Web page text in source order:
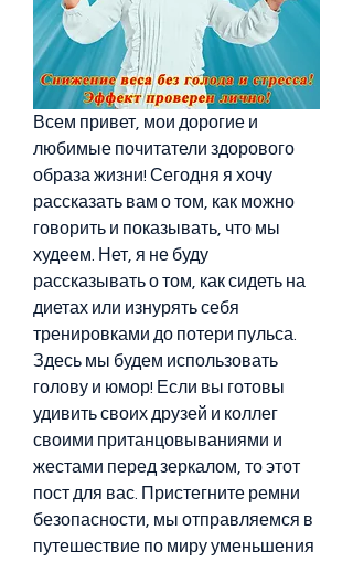
Всем привет, мои дорогие и
любимые почитатели здорового
образа жизни! Сегодня я хочу
рассказать вам о том, как можно
говорить и показывать, что мы
худеем. Нет, я не буду
рассказывать о том, как сидеть на
диетах или изнурять себя
тренировками до потери пульса.
Здесь мы будем использовать
голову и юмор! Если вы готовы
удивить своих друзей и коллег
своими пританцовываниями и
жестами перед зеркалом, то этот
пост для вас. Пристегните ремни
безопасности, мы отправляемся в
путешествие по миру уменьшения